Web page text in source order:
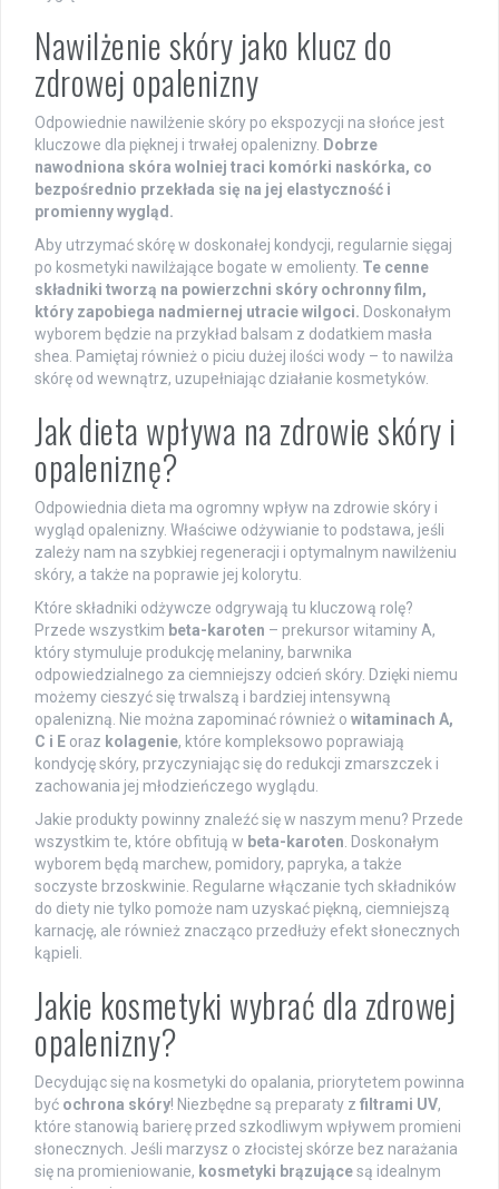
Nawilżenie skóry jako klucz do
zdrowej opalenizny
Odpowiednie nawilżenie skóry po ekspozycji na słońce jest
kluczowe dla pięknej i trwałej opalenizny. Dobrze
nawodniona skóra wolniej traci komórki naskórka, co
bezpośrednio przekłada się na jej elastyczność i
promienny wygląd.
Aby utrzymać skórę w doskonałej kondycji, regularnie sięgaj
po kosmetyki nawilżające bogate w emolienty. Te cenne
składniki tworzą na powierzchni skóry ochronny film,
który zapobiega nadmiernej utracie wilgoci. Doskonałym
wyborem będzie na przykład balsam z dodatkiem masła
shea. Pamiętaj również o piciu dużej ilości wody – to nawilża
skórę od wewnątrz, uzupełniając działanie kosmetyków.
Jak dieta wpływa na zdrowie skóry i
opaleniznę?
Odpowiednia dieta ma ogromny wpływ na zdrowie skóry i
wygląd opalenizny. Właściwe odżywianie to podstawa, jeśli
zależy nam na szybkiej regeneracji i optymalnym nawilżeniu
skóry, a także na poprawie jej kolorytu.
Które składniki odżywcze odgrywają tu kluczową rolę?
Przede wszystkim beta-karoten – prekursor witaminy A,
który stymuluje produkcję melaniny, barwnika
odpowiedzialnego za ciemniejszy odcień skóry. Dzięki niemu
możemy cieszyć się trwalszą i bardziej intensywną
opalenizną. Nie można zapominać również o witaminach A,
C i E oraz kolagenie, które kompleksowo poprawiają
kondycję skóry, przyczyniając się do redukcji zmarszczek i
zachowania jej młodzieńczego wyglądu.
Jakie produkty powinny znaleźć się w naszym menu? Przede
wszystkim te, które obfitują w beta-karoten . Doskonałym
wyborem będą marchew, pomidory, papryka, a także
soczyste brzoskwinie. Regularne włączanie tych składników
do diety nie tylko pomoże nam uzyskać piękną, ciemniejszą
karnację, ale również znacząco przedłuży efekt słonecznych
kąpieli.
Jakie kosmetyki wybrać dla zdrowej
opalenizny?
Decydując się na kosmetyki do opalania, priorytetem powinna
być ochrona skóry! Niezbędne są preparaty z filtrami UV,
które stanowią barierę przed szkodliwym wpływem promieni
słonecznych. Jeśli marzysz o złocistej skórze bez narażania
się na promieniowanie, kosmetyki brązującesą idealnym